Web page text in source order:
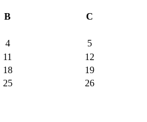
В С
4
5
11
12
18
19
25
26